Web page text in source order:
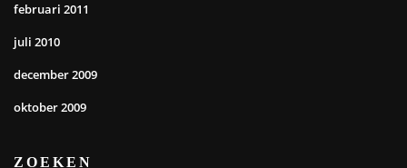
februari 2011
juli 2010
december 2009
oktober 2009
ZOEKEN